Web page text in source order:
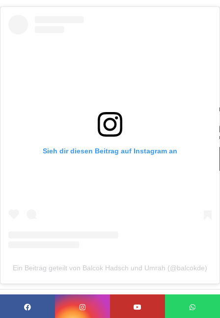
Sieh dir diesen Beitrag auf Instagram an
Ein Beitrag geteilt von Balcok Hadsch und Umrah (@balcokde)